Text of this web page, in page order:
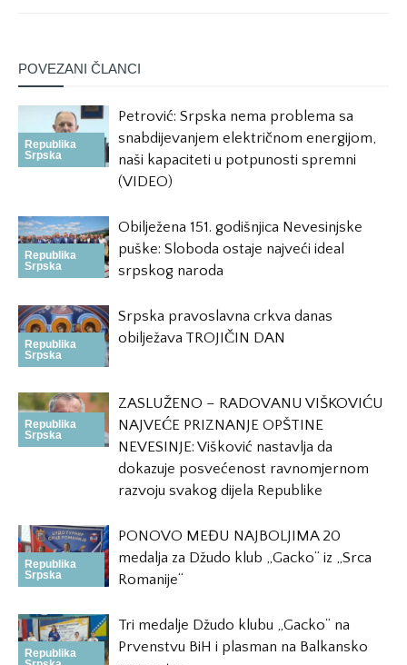
POVEZANI ČLANCI
Republika
Srpska
Petrović: Srpska nema problema sa
snabdijevanjem električnom energijom,
naši kapaciteti u potpunosti spremni
(VIDEO)
Republika
Srpska
Obilježena 151. godišnjica Nevesinjske
puške: Sloboda ostaje najveći ideal
srpskog naroda
Republika
Srpska
Srpska pravoslavna crkva danas
obilježava TROJIČIN DAN
Republika
Srpska
ZASLUŽENO – RADOVANU VIŠKOVIĆU
NAJVEĆE PRIZNANJE OPŠTINE
NEVESINJE: Višković nastavlja da
dokazuje posvećenost ravnomjernom
razvoju svakog dijela Republike
Republika
Srpska
PONOVO MEĐU NAJBOLJIMA 20
medalja za Džudo klub „Gacko“ iz „Srca
Romanije“
Republika
Tri medalje Džudo klubu „Gacko“ na
Prvenstvu BiH i plasman na Balkansko